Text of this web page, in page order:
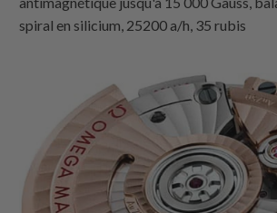
spiral en silicium, 25200 a/h, 35 rubis